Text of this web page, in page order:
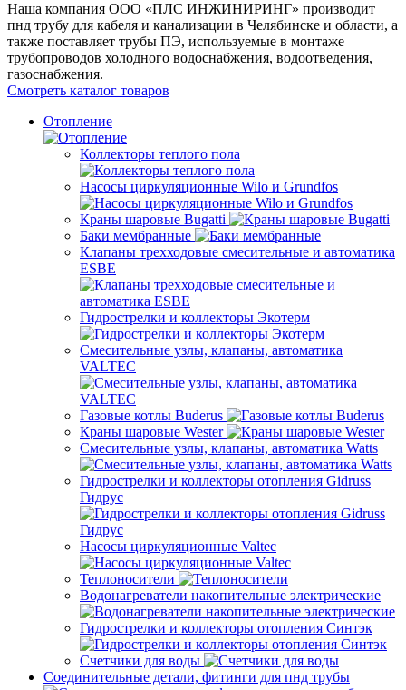
Наша компания ООО «ПЛС ИНЖИНИРИНГ» производит
пнд трубу для кабеля и канализации в Челябинске и области, а
также поставляет трубы ПЭ, используемые в монтаже
трубопроводов холодного водоснабжения, водоотведения,
газоснабжения.
Смотреть каталог товаров
Отопление
Коллекторы теплого пола
Насосы циркуляционные Wilo и Grundfos
Краны шаровые Bugatti
Баки мембранные
Клапаны трехходовые смесительные и автоматика
ESBE
Гидрострелки и коллекторы Экотерм
Смесительные узлы, клапаны, автоматика
VALTEC
Газовые котлы Buderus
Краны шаровые Wester
Смесительные узлы, клапаны, автоматика Watts
Гидрострелки и коллекторы отопления Gidruss
Гидрус
Насосы циркуляционные Valtec
Теплоносители
Водонагреватели накопительные электрические
Гидрострелки и коллекторы отопления Синтэк
Счетчики для воды
Соединительные детали, фитинги для пнд трубы